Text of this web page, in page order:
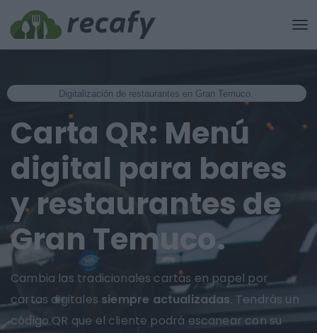
Digitalización de restaurantes en Gran Temuco.
Carta QR: Menú
digital para bares
y restaurantes de
Gran Temuco.
Cambia las tradicionales cartas en papel por
cartas digitales siempre actualizadas. Tendrás un
código QR que el cliente podrá escanear con su